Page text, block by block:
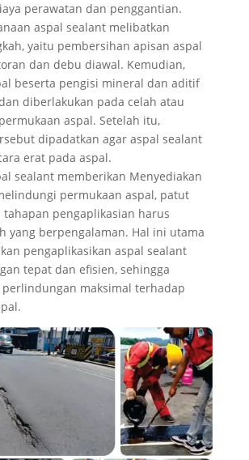
perawatan dan penggantian.
aspal sealant melibatkan
yaitu pembersihan apisan aspal
dan debu diawal. Kemudian,
beserta pengisi mineral dan aditif
diberlakukan pada celah atau
aspal. Setelah itu,
dipadatkan agar aspal sealant
erat pada aspal.
sealant memberikan Menyediakan
permukaan aspal, patut
pengaplikasian harus
yang berpengalaman. Hal ini utama
pengaplikasikan aspal sealant
tepat dan efisien, sehingga
maksimal terhadap